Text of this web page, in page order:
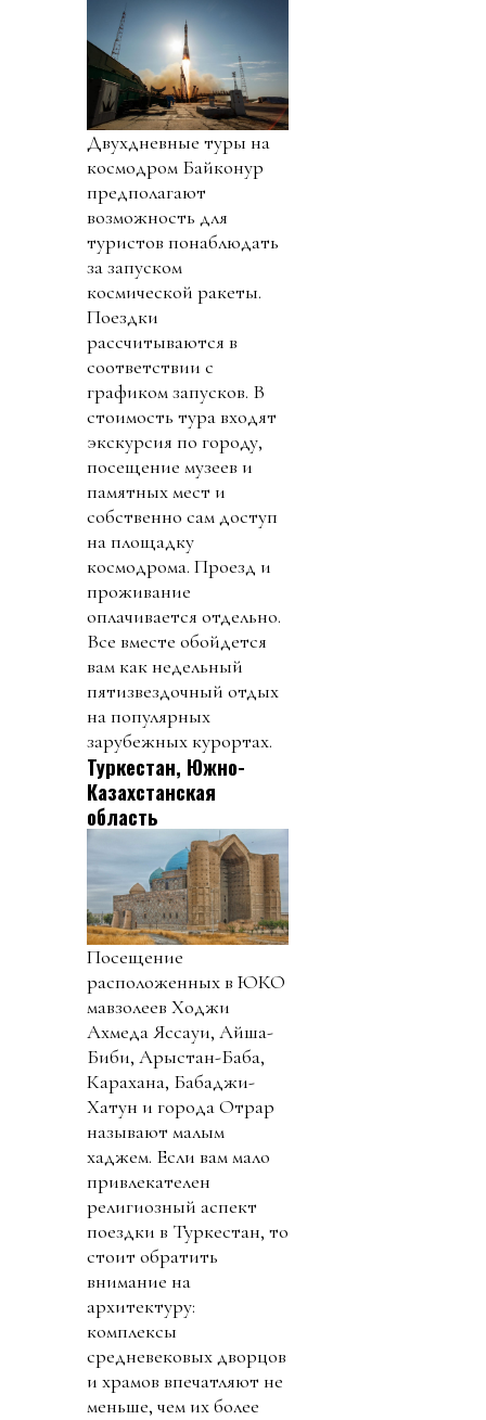
Двухдневные туры на
космодром Байконур
предполагают
возможность для
туристов понаблюдать
за запуском
космической ракеты.
Поездки
рассчитываются в
соответствии с
графиком запусков. В
стоимость тура входят
экскурсия по городу,
посещение музеев и
памятных мест и
собственно сам доступ
на площадку
космодрома. Проезд и
проживание
оплачивается отдельно.
Все вместе обойдется
вам как недельный
пятизвездочный отдых
на популярных
зарубежных курортах.
Туркестан, Южно-
Казахстанская
область
Посещение
расположенных в ЮКО
мавзолеев Ходжи
Ахмеда Яссауи, Айша-
Биби, Арыстан-Баба,
Карахана, Бабаджи-
Хатун и города Отрар
называют малым
хаджем. Если вам мало
привлекателен
религиозный аспект
поездки в Туркестан, то
стоит обратить
внимание на
архитектуру:
комплексы
средневековых дворцов
и храмов впечатляют не
меньше, чем их более